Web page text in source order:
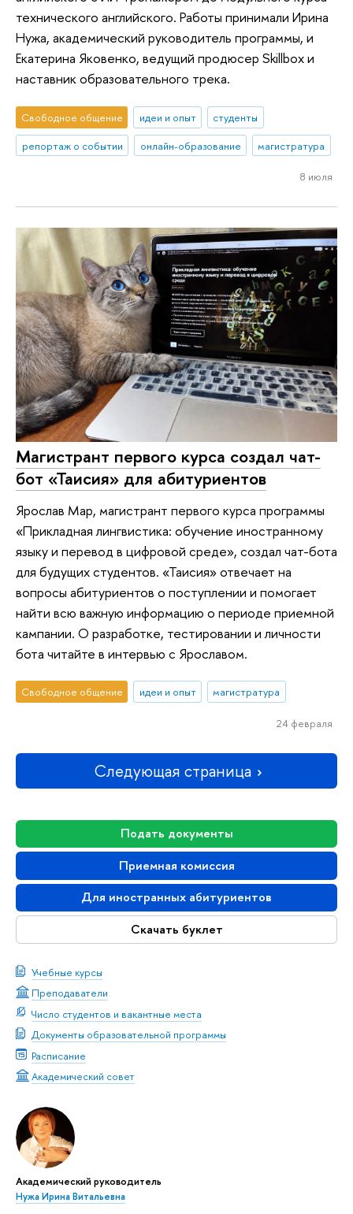
Подать документы
Приемная комиссия
Для иностранных абитуриентов
Скачать буклет
Учебные курсы
Преподаватели
Число студентов и вакантные места
Документы образовательной программы
Расписание
Академический совет
Академический руководитель
Нужа Ирина Витальевна
технического английского. Работы принимали Ирина
Нужа, академический руководитель программы, и
Екатерина Яковенко, ведущий продюсер Skillbox и
наставник образовательного трека.
Свободное общение идеи и опыт
студенты
репортаж о событии
онлайн-образование магистратура
8 июля
Магистрант первого курса создал чат-
бот «Таисия» для абитуриентов
Ярослав Мар, магистрант первого курса программы
«Прикладная лингвистика: обучение иностранному
языку и перевод в цифровой среде», создал чат-бота
для будущих студентов. «Таисия» отвечает на
вопросы абитуриентов о поступлении и помогает
найти всю важную информацию о периоде приемной
кампании. О разработке, тестировании и личности
бота читайте в интервью с Ярославом.
Свободное общение идеи и опыт магистратура
24 февраля
Следующая страница